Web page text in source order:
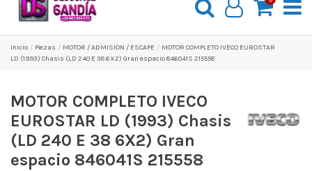
Inicio Pіezas MOTOR / ADMISION / ESCAPE
MOTOR COMPLETO IVECO EUROSTAR
LD (1993) Chasis (LD 240 E 38 6X2) Gran espacio 846041S 215558
MOTOR COMPLETO IVECO
EUROSTAR LD (1993) Chasis
(LD 240 E 38 6X2) Gran
espacio 846041S 215558